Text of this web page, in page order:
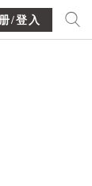
/登入